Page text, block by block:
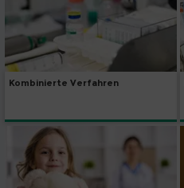
Kombinierte Verfahren